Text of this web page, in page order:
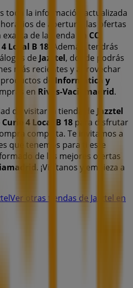
toda la información actualizada
de apertura, las ofertas
de la tienda en CC
Local B 18 . Además, tendrás
de Jazztel, donde podrás
más recientes y aprovechar
de Informática y
en Rivas-Vaciamadrid.
de visitar la tienda de Jazztel
4 Local B 18 para disfrutar
completa. Te invitamos a
que tenemos para ti este
de las mejores ofertas
. ¡Visítanos y empieza a
Ver otras tiendas de Jazztel en